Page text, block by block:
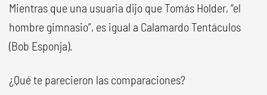
Mientras que una usuaria dijo que Tomás Holder, “el
hombre gimnasio”, es igual a Calamardo Tentáculos
(Bob Esponja).
¿Qué te parecieron las comparaciones?